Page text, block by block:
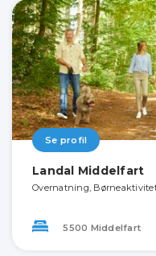
Se profil
Landal Middelfart
Overnatning,
5500 Middelfart